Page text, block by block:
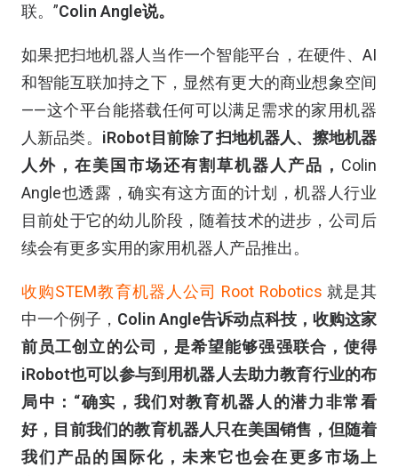
联。”Colin Angle说。
如果把扫地机器人当作一个智能平台，在硬件、AI
和智能互联加持之下，显然有更大的商业想象空间
——这个平台能搭载任何可以满足需求的家用机器
人新品类。 iRobot目前除了扫地机器人、擦地机器
人外，在美国市场还有割草机器人产品， Colin
Angle也透露，确实有这方面的计划，机器人行业
目前处于它的幼儿阶段，随着技术的进步，公司后
续会有更多实用的家用机器人产品推出。
收购STEM教育机器人公司 Root Robotics 就是其
中一个例子， Colin Angle告诉动点科技，收购这家
前员工创立的公司，是希望能够强强联合，使得
iRobot也可以参与到用机器人去助力教育行业的布
局中：“确实，我们对教育机器人的潜力非常看
好，目前我们的教育机器人只在美国销售，但随着
我们产品的国际化，未来它也会在更多市场上